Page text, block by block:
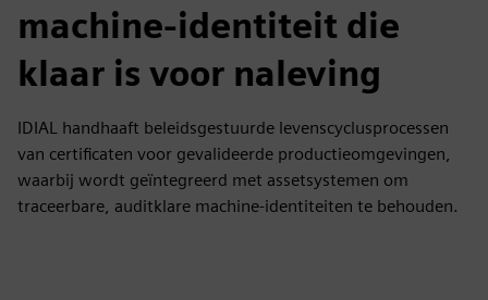
machine-identiteit die
klaar is voor naleving
IDIAL handhaaft beleidsgestuurde levenscyclusprocessen
van certificaten voor gevalideerde productieomgevingen,
waarbij wordt geïntegreerd met assetsystemen om
traceerbare, auditklare machine-identiteiten te behouden.